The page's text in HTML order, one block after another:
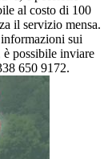
al costo di 100
il servizio mensa.
sui
è possibile inviare
650 9172.